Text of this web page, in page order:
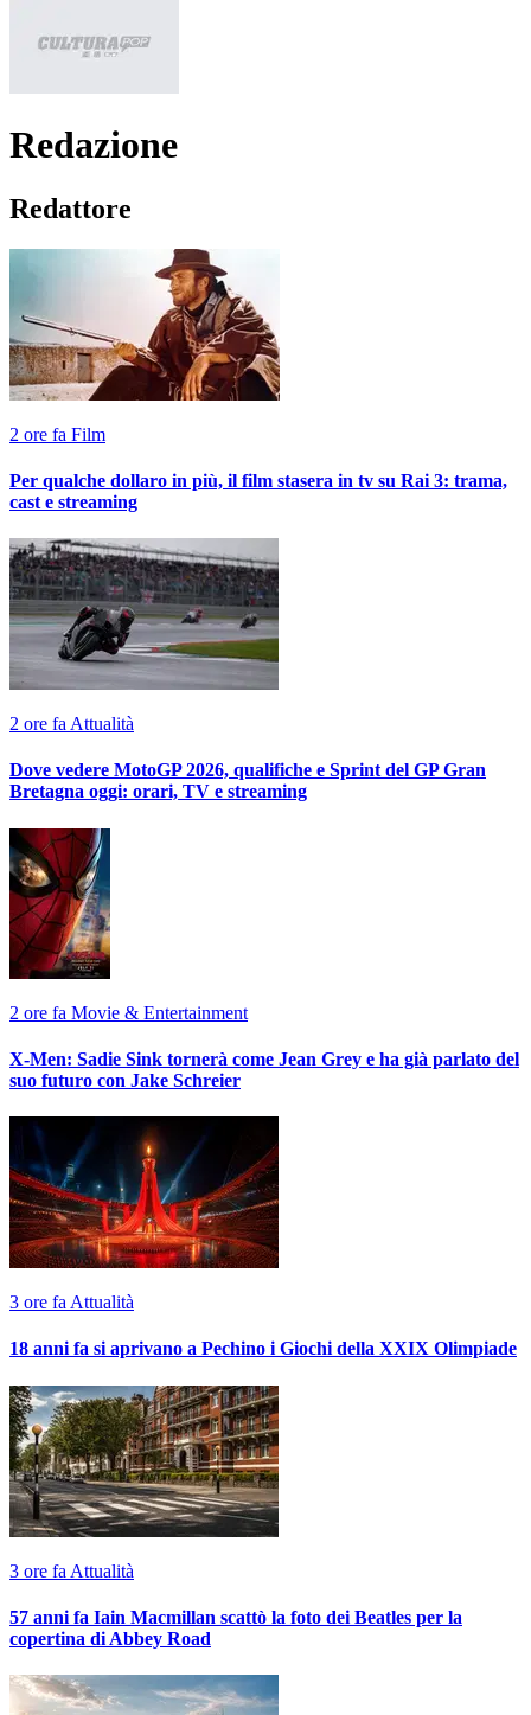
Redazione
Redattore
2 ore fa Film
Per qualche dollaro in più, il film stasera in tv su Rai 3: trama,
cast e streaming
2 ore fa Attualità
Dove vedere MotoGP 2026, qualifiche e Sprint del GP Gran
Bretagna oggi: orari, TV e streaming
2 ore fa Movie & Entertainment
X-Men: Sadie Sink tornerà come Jean Grey e ha già parlato del
suo futuro con Jake Schreier
3 ore fa Attualità
18 anni fa si aprivano a Pechino i Giochi della XXIX Olimpiade
3 ore fa Attualità
57 anni fa Iain Macmillan scattò la foto dei Beatles per la
copertina di Abbey Road